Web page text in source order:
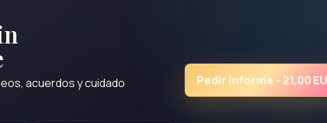
acuerdos y cuidado
Pedir informe - 21,00